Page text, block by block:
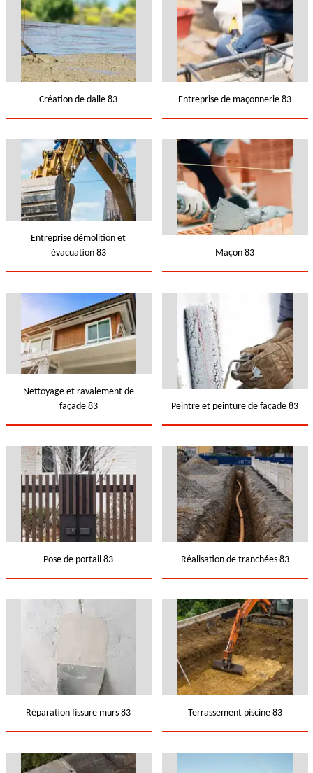
Création de dalle 83 Entreprise de maçonnerie 83
Entreprise démolition et
évacuation 83
Maçon 83
Nettoyage et ravalement de
façade 83
Peintre et peinture de façade 83
Pose de portail 83 Réalisation de tranchées 83
Réparation fissure murs 83 Terrassement piscine 83